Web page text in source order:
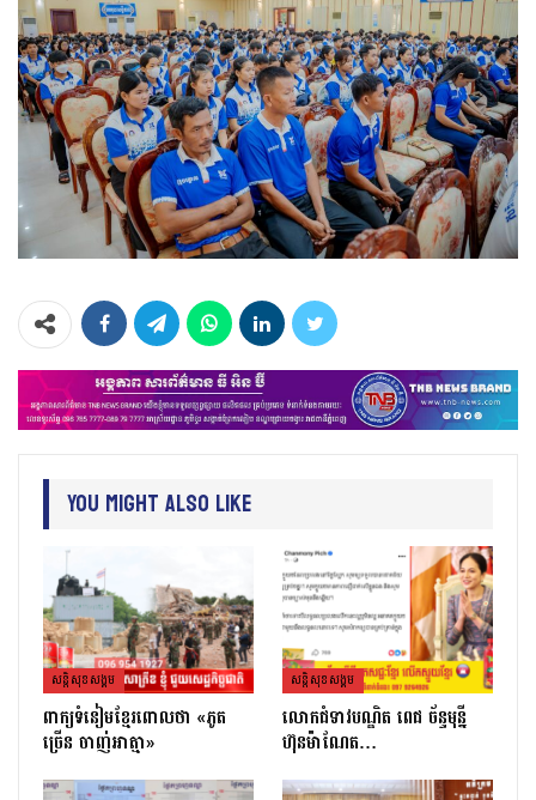
You Might Also Like
សន្តិសុខសង្គម
ពាក្យទំនៀមខ្មែរពោលថា «ភូត
ច្រើន ចាញ់អាត្មា»
សន្តិសុខសង្គម
លោកជំទាវបណ្ឌិត ពេជ ច័ន្ទមុន្នី
ហ៊ុនម៉ាណែត…